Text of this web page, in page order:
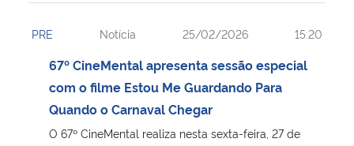
PRE Notícia 25/02/2026 15:20
67º CineMental apresenta sessão especial
com o filme Estou Me Guardando Para
Quando o Carnaval Chegar
O 67º CineMental realiza nesta sexta-feira, 27 de